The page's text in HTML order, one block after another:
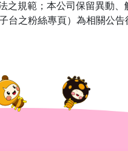
之規範；本公司保留異動
台之粉絲專頁）為相關公